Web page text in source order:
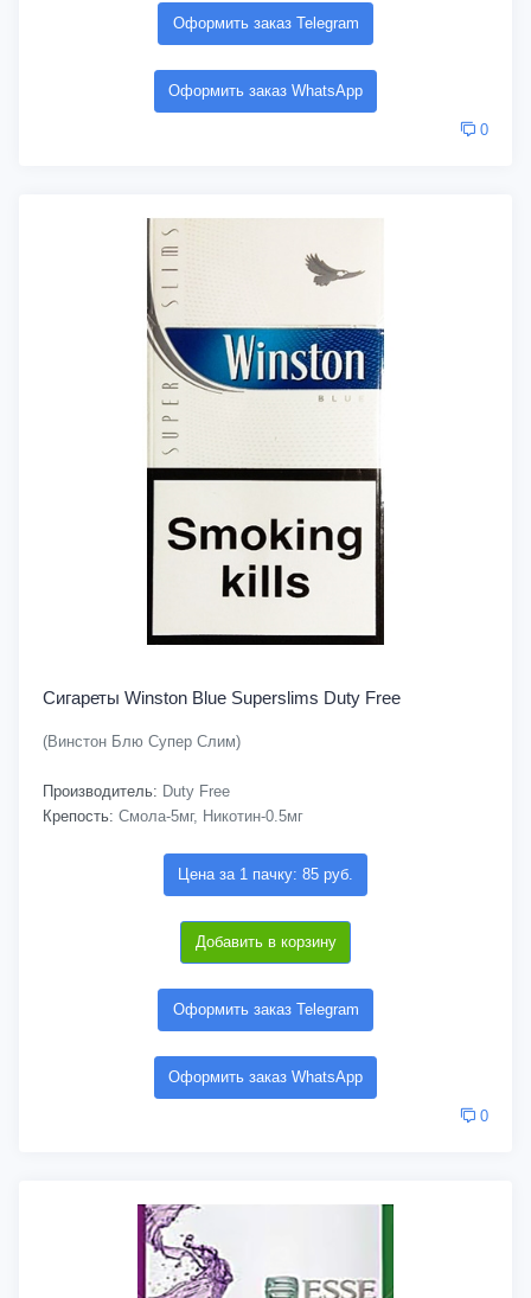
Оформить заказ Telegram
Оформить заказ WhatsApp
0
Сигареты Winston Blue Superslims Duty Free
(Винстон Блю Супер Слим)
Производитель: Duty Free
Крепость: Смола-5мг, Никотин-0.5мг
Цена за 1 пачку: 85 руб.
Добавить в корзину
Оформить заказ Telegram
Оформить заказ WhatsApp
0